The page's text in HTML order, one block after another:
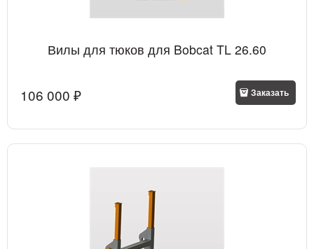
Вилы для тюков для Bobcat TL 26.60
106 000 ₽ Заказать